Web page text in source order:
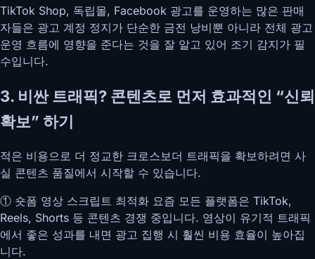
TikTok Shop, 독립몰, Facebook 광고를 운영하는 많은 판매
자들은 광고 계정 정지가 단순한 금전 낭비뿐 아니라 전체 광고
운영 흐름에 영향을 준다는 것을 잘 알고 있어 조기 감지가 필
수입니다.
3. 비싼 트래픽? 콘텐츠로 먼저 효과적인 “신뢰
확보” 하기
적은 비용으로 더 정교한 크로스보더 트래픽을 확보하려면 사
실 콘텐츠 품질에서 시작할 수 있습니다.
① 숏폼 영상 스크립트 최적화 요즘 모든 플랫폼은 TikTok,
Reels, Shorts 등 콘텐츠 경쟁 중입니다. 영상이 유기적 트래픽
에서 좋은 성과를 내면 광고 집행 시 훨씬 비용 효율이 높아집
니다.